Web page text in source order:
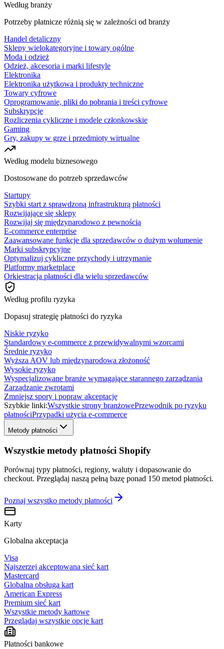
Według branży
Potrzeby płatnicze różnią się w zależności od branży
Handel detaliczny
Sklepy wielokategoryjne i towary ogólne
Moda i odzież
Odzież, akcesoria i marki lifestyle
Elektronika
Elektronika użytkowa i produkty techniczne
Towary cyfrowe
Oprogramowanie, pliki do pobrania i treści cyfrowe
Subskrypcje
Rozliczenia cykliczne i modele członkowskie
Gaming
Gry, zakupy w grze i przedmioty wirtualne
Według modelu biznesowego
Dostosowane do potrzeb sprzedawców
Startupy
Szybki start z sprawdzoną infrastrukturą płatności
Rozwijające się sklepy
Rozwijaj się międzynarodowo z pewnością
E-commerce enterprise
Zaawansowane funkcje dla sprzedawców o dużym wolumenie
Marki subskrypcyjne
Optymalizuj cykliczne przychody i utrzymanie
Platformy marketplace
Orkiestracja płatności dla wielu sprzedawców
Według profilu ryzyka
Dopasuj strategię płatności do ryzyka
Niskie ryzyko
Standardowy e-commerce z przewidywalnymi wzorcami
Średnie ryzyko
Wyższa AOV lub międzynarodowa złożoność
Wysokie ryzyko
Wyspecjalizowane branże wymagające starannego zarządzania
Zarządzanie zwrotami
Zmniejsz spory i popraw akceptację
Szybkie linki:Wszystkie strony branżowePrzewodnik po ryzyku
płatnościPrzypadki użycia e-commerce
Metody płatności
Wszystkie metody płatności Shopify
Porównaj typy płatności, regiony, waluty i dopasowanie do
checkout. Przeglądaj naszą pełną bazę ponad 150 metod płatności.
Poznaj wszystko metody płatności
Karty
Globalna akceptacja
Visa
Najszerzej akceptowana sieć kart
Mastercard
Globalna obsługa kart
American Express
Premium sieć kart
Wszystkie metody kartowe
Przeglądaj wszystkie opcje kart
Płatności bankowe